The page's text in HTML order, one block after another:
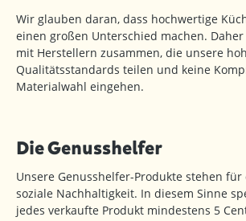
Wir glauben daran, dass hochwertige
einen großen Unterschied machen.
mit Herstellern zusammen, die unsere
Qualitätsstandards teilen und keine
Materialwahl eingehen.
Die Genusshelfer
Unsere Genusshelfer-Produkte stehen für
soziale Nachhaltigkeit. In diesem Sinne
jedes verkaufte Produkt mindestens 5